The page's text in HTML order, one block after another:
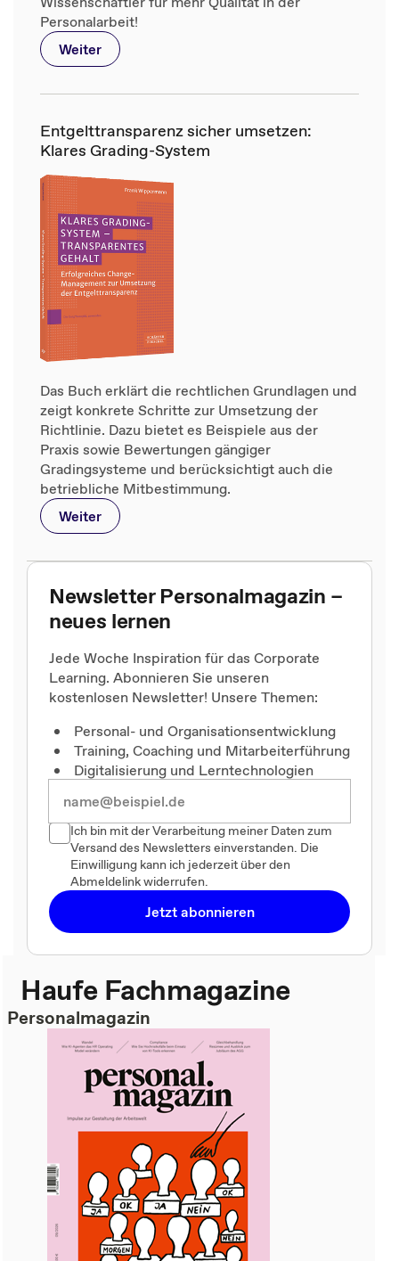
Personalarbeit!
Weiter
Entgelttransparenz sicher umsetzen:
Klares Grading-System
Das Buch erklärt die rechtlichen Grundlagen und
zeigt konkrete Schritte zur Umsetzung der
Richtlinie. Dazu bietet es Beispiele aus der
Praxis sowie Bewertungen gängiger
Gradingsysteme und berücksichtigt auch die
betriebliche Mitbestimmung.
Weiter
Newsletter Personalmagazin –
neues lernen
Jede Woche Inspiration für das Corporate
Learning. Abonnieren Sie unseren
kostenlosen Newsletter! Unsere Themen:
Personal- und Organisationsentwicklung
Training, Coaching und Mitarbeiterführung
Digitalisierung und Lerntechnologien
Ich bin mit der Verarbeitung meiner Daten zum
Versand des Newsletters einverstanden. Die
Einwilligung kann ich jederzeit über den
Abmeldelink widerrufen.
Jetzt abonnieren
Haufe Fachmagazine
Personalmagazin